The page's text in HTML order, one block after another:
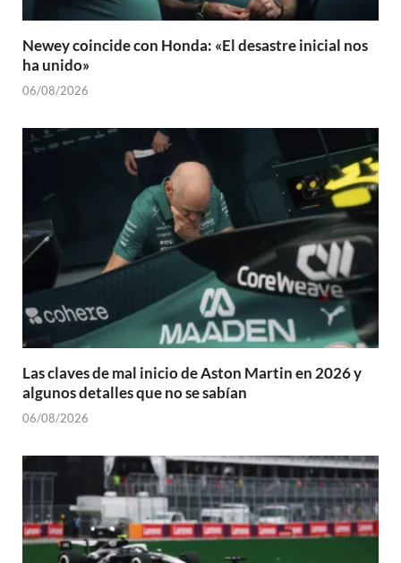
Newey coincide con Honda: «El desastre inicial nos
ha unido»
06/08/2026
Las claves de mal inicio de Aston Martin en 2026 y
algunos detalles que no se sabían
06/08/2026